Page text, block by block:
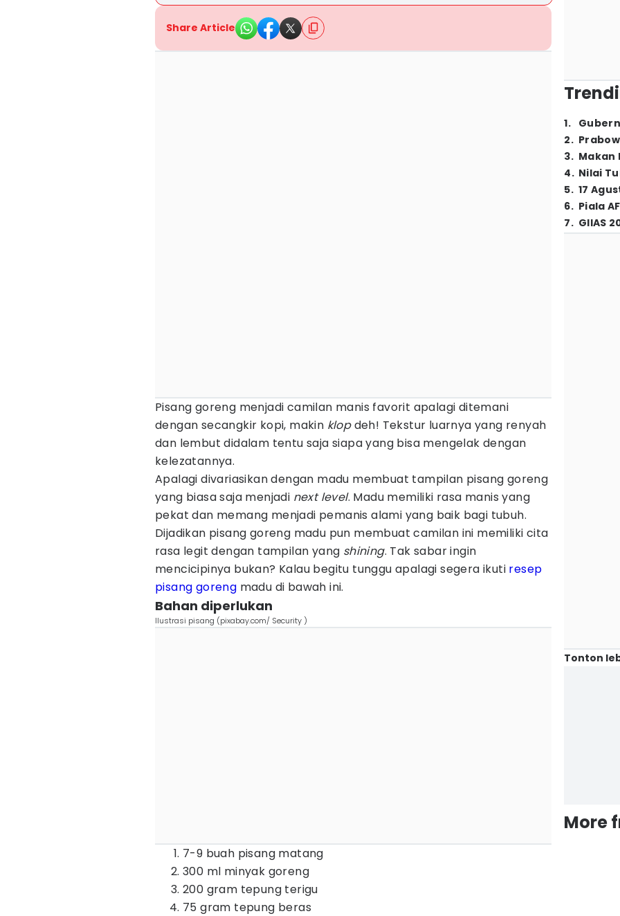
Share Article
Pisang goreng menjadi camilan manis favorit apalagi ditemani
dengan secangkir kopi, makin klopdeh! Tekstur luarnya yang renyah
dan lembut didalam tentu saja siapa yang bisa mengelak dengan
kelezatannya.
Apalagi divariasikan dengan madu membuat tampilan pisang goreng
yang biasa saja menjadi next level. Madu memiliki rasa manis yang
pekat dan memang menjadi pemanis alami yang baik bagi tubuh.
Dijadikan pisang goreng madu pun membuat camilan ini memiliki cita
rasa legit dengan tampilan yang shining. Tak sabar ingin
mencicipinya bukan? Kalau begitu tunggu apalagi segera ikuti resep
pisang goreng madu di bawah ini.
Bahan diperlukan
Ilustrasi pisang (pixabay.com/ Security )
7-9 buah pisang matang
300 ml minyak goreng
200 gram tepung terigu
75 gram tepung beras
1.
2.
3. Makan
4. Nilai
5. 17
6. Piala
7. GIIAS
Tonton
More